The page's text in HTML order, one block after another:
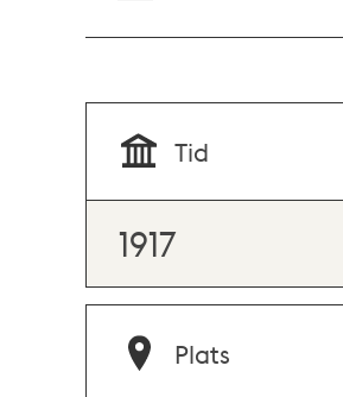
Tid
1917
Plats